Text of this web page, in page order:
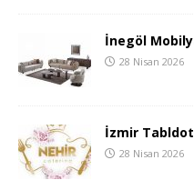
İnegöl
28 Nisan 2026
İzmir
28 Nisan 2026